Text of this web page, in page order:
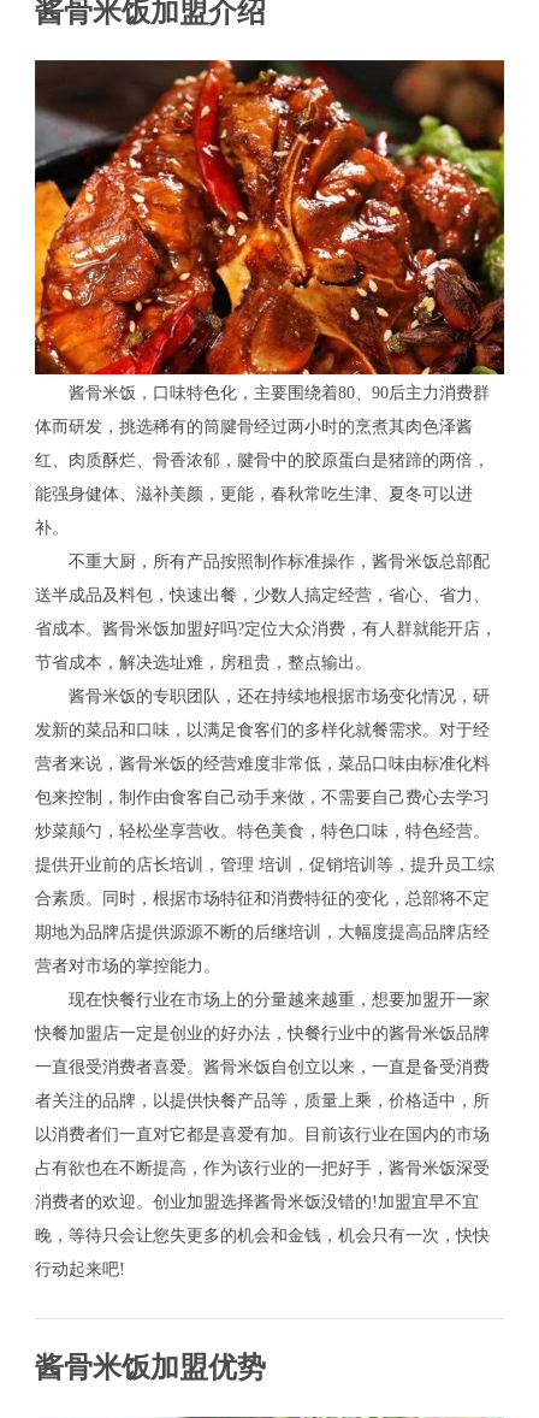
酱骨米饭加盟介绍
酱骨米饭，口味特色化，主要围绕着80、90后主力消费群
体而研发，挑选稀有的筒腱骨经过两小时的烹煮其肉色泽酱
红、肉质酥烂、骨香浓郁，腱骨中的胶原蛋白是猪蹄的两倍，
能强身健体、滋补美颜，更能，春秋常吃生津、夏冬可以进
补。
不重大厨，所有产品按照制作标准操作，酱骨米饭总部配
送半成品及料包，快速出餐，少数人搞定经营，省心、省力、
省成本。酱骨米饭加盟好吗?定位大众消费，有人群就能开店，
节省成本，解决选址难，房租贵，整点输出。
酱骨米饭的专职团队，还在持续地根据市场变化情况，研
发新的菜品和口味，以满足食客们的多样化就餐需求。对于经
营者来说，酱骨米饭的经营难度非常低，菜品口味由标准化料
包来控制，制作由食客自己动手来做，不需要自己费心去学习
炒菜颠勺，轻松坐享营收。特色美食，特色口味，特色经营。
提供开业前的店长培训，管理 培训，促销培训等，提升员工综
合素质。同时，根据市场特征和消费特征的变化，总部将不定
期地为品牌店提供源源不断的后继培训，大幅度提高品牌店经
营者对市场的掌控能力。
现在快餐行业在市场上的分量越来越重，想要加盟开一家
快餐加盟店一定是创业的好办法，快餐行业中的酱骨米饭品牌
一直很受消费者喜爱。酱骨米饭自创立以来，一直是备受消费
者关注的品牌，以提供快餐产品等，质量上乘，价格适中，所
以消费者们一直对它都是喜爱有加。目前该行业在国内的市场
占有欲也在不断提高，作为该行业的一把好手，酱骨米饭深受
消费者的欢迎。创业加盟选择酱骨米饭没错的!加盟宜早不宜
晚，等待只会让您失更多的机会和金钱，机会只有一次，快快
行动起来吧!
酱骨米饭加盟优势